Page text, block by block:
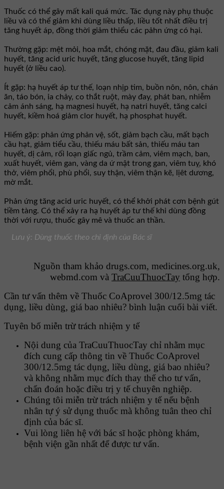
Thuốc có thể gây mất kali quá mức. Tác dụng này phụ thuộc
liều và có thể giảm khi dùng liều thấp, liều tốt nhất điều trị
tăng huyết áp, đồng thời giảm thiểu các pảhn ứng có hại.
Thường gặp: mệt mỏi, hoa mắt, chóng mặt, đau đầu, giảm kali
huyết, tăng acid uric huyết, tăng glucose huyết, tăng lipid
huyết (ở liều cao).
Ít gặp: hạ huyết áp tư thế, loạn nhịp tim, buồn nôn, nôn, chán
ăn, táo bón, ỉa chảy, co thắt ruột, mày đay, phát ban, nhiễm
cảm ánh sáng, hạ magnesi huyết, hạ natri huyết, tăng calci
huyết, kiềm hoá giảm clor huyết, hạ phosphat huyết.
Hiếm gặp: phản ứng phản vệ, sốt, giảm bạch cầu, mất bạch
cầu hạt, giảm tiểu cầu, thiếu máu bất sản, thiếu máu tan
huyết, dị cảm, rối loạn giấc ngủ, trầm cảm, viêm mạch, ban,
xuất huyết, viêm gan, vàng da ứ mật trong gan, viêm tuỵ, khó
thở, viêm phổi, phù phổi, suy thận, viêm thận kẽ, lịêt dương,
mờ mắt.
Phản ứng tăng acid uric huyết, có thể khởi phát cơn bệnh gút
tiềm tàng. Có thể xảy ra hạ huyết áp tư thế khi dùng đồng
thời với rượu, thuốc gây mê và thuốc an thần.
Lưu ý: Dùng thuốc theo chỉ định của Bác sĩ
Nguồn tham khảo drugs.com, medicines.org.uk,
webmd.com và TraCuuThuocTay tổng hợp.
Cần tư vấn thêm về Thuốc CoAprovel 300/12.5mg tác
dụng, liều dùng, giá bao nhiêu? bình luận cuối bài viết.
Tuyên bố miễn trừ trách nhiệm y tế
Nội dung của TraCuuThuocTay chỉ nhằm mục
đích cung cấp thông tin về Thuốc CoAprovel
300/12.5mg tác dụng, liều dùng, giá bao nhiêu?
và không nhằm mục đích thay thế cho tư vấn,
chẩn đoán hoặc điều trị y tế chuyên nghiệp.
Chúng tôi miễn trừ trách nhiệm y tế nếu bệnh
nhân tự ý sử dụng thuốc mà không tuân theo chỉ
định của bác sĩ.
Vui lòng liên hệ với bác sĩ hoặc phòng khám,
bệnh viện gần nhất để được tư vấn.